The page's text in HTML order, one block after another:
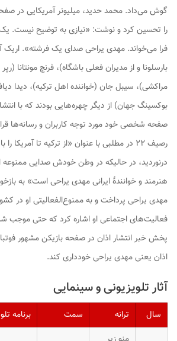
گوش می‌داد. محمد حدید، میلیونر آمریکایی در
را تحسین کرد و نوشت: «نیازی به توضیح نیست.
فرا می‌خواند. مهدی یراحی صدای یک فرشته». اریک
بارسلونا و از مدیران فعلی باشگاه)، فرنچ مونتانا
مراکشی)، سیبل جان (خواننده اهل ترکیه)، دیدا
بوکسینگ جهان) از دیگر چهره‌هایی بودند که با
صفحه شخصی خود مورد توجه کاربران و رسانه‌ها
رصیف ۲۲ در مطلبی با عنوان «از ترکیه تا
درنوردید، در حالیکه در وطن خودش صدایی
هنرمند و خوانندهٔ ایرانی مهدی یراحی است» به
مهدی یراحی پرداخت و به ممنوع‌الفعالیتی او
فعالیت‌های اجتماعی او اشاره کرد که حتی موجب
پخش خبر انتشار اذان در صفحه بازیکن مشهور
اذان یعنی مهدی یراحی خودداری کند.
آثار تلویزیونی و سینمایی
سال ترانه سمت برنامه